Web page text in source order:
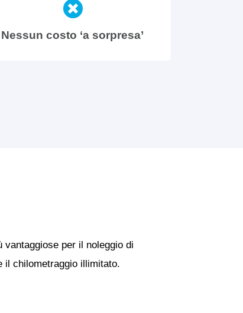
Nessun costo ‘a sorpresa’
per il noleggio di
il chilometraggio illimitato.